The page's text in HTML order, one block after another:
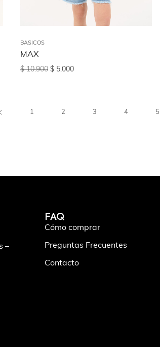
BASICOS
MAX
$10.900 $5.000
1 2 3 4 5
–
FAQ
Cómo comprar
Preguntas Frecuentes
Contacto